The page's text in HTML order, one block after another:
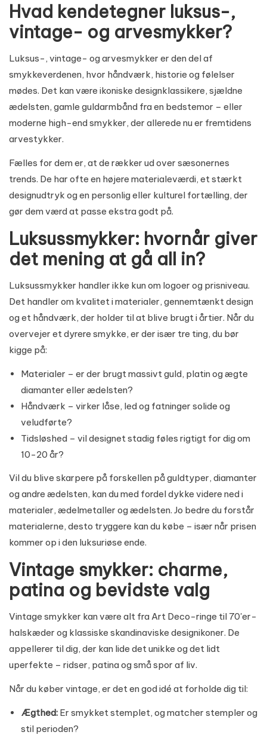
Hvad kendetegner luksus-,
vintage- og arvesmykker?
Luksus-, vintage- og arvesmykker er den del af
smykkeverdenen, hvor håndværk, historie og følelser
mødes. Det kan være ikoniske designklassikere, sjældne
ædelsten, gamle guldarmbånd fra en bedstemor – eller
moderne high-end smykker, der allerede nu er fremtidens
arvestykker.
Fælles for dem er, at de rækker ud over sæsonernes
trends. De har ofte en højere materialeværdi, et stærkt
designudtryk og en personlig eller kulturel fortælling, der
gør dem værd at passe ekstra godt på.
Luksussmykker: hvornår giver
det mening at gå all in?
Luksussmykker handler ikke kun om logoer og prisniveau.
Det handler om kvalitet i materialer, gennemtænkt design
og et håndværk, der holder til at blive brugt i årtier. Når du
overvejer et dyrere smykke, er der især tre ting, du bør
kigge på:
Materialer – er der brugt massivt guld, platin og ægte
diamanter eller ædelsten?
Håndværk – virker låse, led og fatninger solide og
veludførte?
Tidsløshed – vil designet stadig føles rigtigt for dig om
10-20 år?
Vil du blive skarpere på forskellen på guldtyper, diamanter
og andre ædelsten, kan du med fordel dykke videre ned i
materialer, ædelmetaller og ædelsten. Jo bedre du forstår
materialerne, desto tryggere kan du købe – især når prisen
kommer op i den luksuriøse ende.
Vintage smykker: charme,
patina og bevidste valg
Vintage smykker kan være alt fra Art Deco-ringe til 70'er-
halskæder og klassiske skandinaviske designikoner. De
appellerer til dig, der kan lide det unikke og det lidt
uperfekte – ridser, patina og små spor af liv.
Når du køber vintage, er det en god idé at forholde dig til:
Ægthed: Er smykket stemplet, og matcher stempler og
stil perioden?